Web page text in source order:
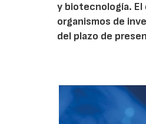
y biotecnología. El
organismos de
del plazo de